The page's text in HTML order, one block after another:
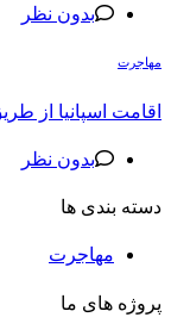
بدون نظر
مهاجرت
اقامت اسپانیا از
بدون نظر
دسته بندی ها
مهاجرت
پروژه های ما